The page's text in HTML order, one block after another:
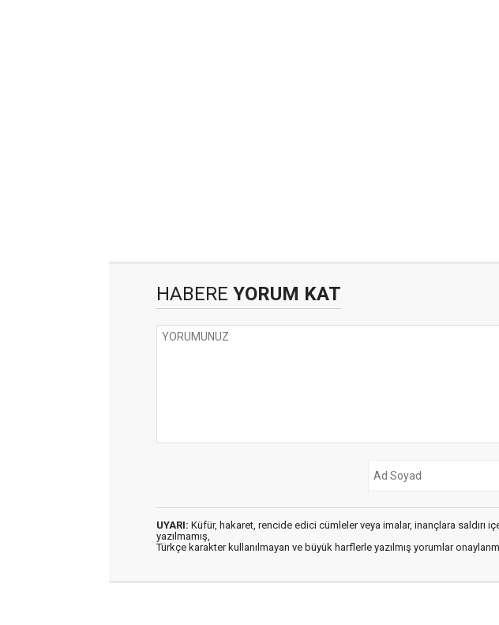
HABERE YORUM KAT
UYARI: Küfür, hakaret, rencide edici cümleler veya imalar, inançlara saldırı
yazılmamış,
Türkçe karakter kullanılmayan ve büyük harflerle yazılmış yorumlar